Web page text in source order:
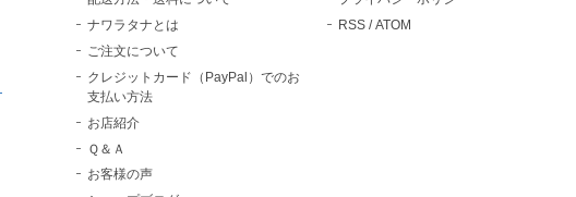
ナワラタナとは
ご注文について
クレジットカード（PayPal）でのお
支払い方法
お店紹介
Ｑ＆Ａ
お客様の声
RSS /ATOM